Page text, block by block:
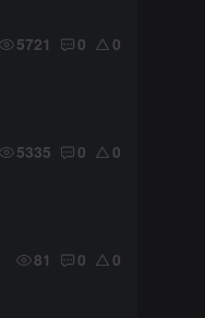
5721 0 0
5335 0 0
81 0 0